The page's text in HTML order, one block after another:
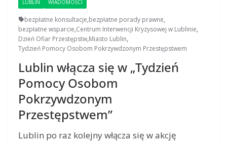
LUBLIN WIADOMOŚCI
bezpłatne konsultacje,bezpłatne porady prawne,
bezpłatne wsparcie,Centrum Interwencji Kryzysowej w Lublinie,
Dzień Ofiar Przestępstw,Miasto Lublin,
Tydzień Pomocy Osobom Pokrzywdzonym Przestępstwem
Lublin włącza się w „Tydzień
Pomocy Osobom
Pokrzywdzonym
Przestępstwem”
Lublin po raz kolejny włącza się w akcję